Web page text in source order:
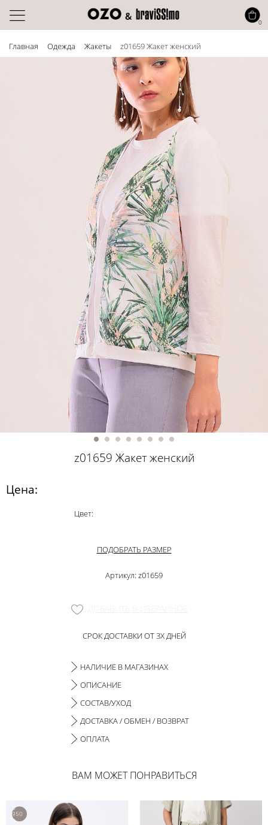
Главная Одежда Жакеты z01659 Жакет женский
z01659 Жакет женский
Цена:
Цвет:
ПОДОБРАТЬ РАЗМЕР
Артикул: z01659
СРОК ДОСТАВКИ ОТ 3Х ДНЕЙ
НАЛИЧИЕ В МАГАЗИНАХ
ОПИСАНИЕ
СОСТАВ/УХОД
ДОСТАВКА / ОБМЕН / ВОЗВРАТ
ОПЛАТА
ВАМ МОЖЕТ ПОНРАВИТЬСЯ
5
950
р.
0